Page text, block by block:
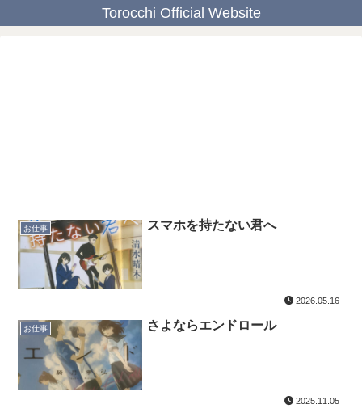
Torocchi Official Website
お仕事 スマホを持たない君へ
2026.05.16
お仕事 さよならエンドロール
2025.11.05